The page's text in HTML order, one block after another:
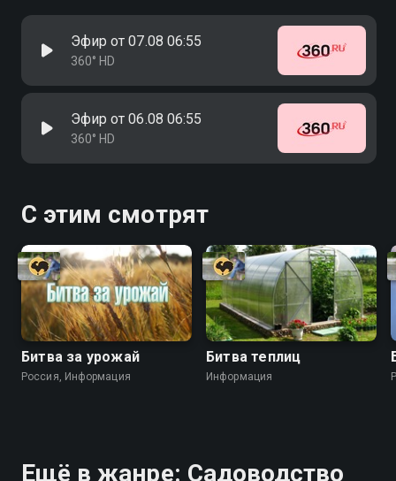
Эфир от 07.08 06:55
360° HD
Эфир от 06.08 06:55
360° HD
С этим смотрят
Битва за урожай
Россия, Информация
Битва теплиц
Информация
Ещё в жанре: Садоводство